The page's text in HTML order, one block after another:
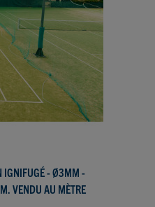
IGNIFUGÉ - Ø3MM -
VENDU AU MÈTRE